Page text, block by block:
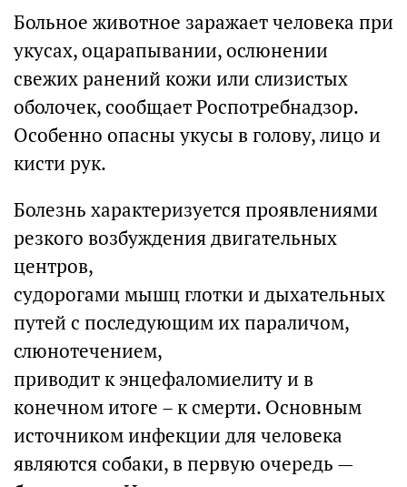
Больное животное заражает человека при
укусах, оцарапывании, ослюнении
свежих ранений кожи или слизистых
оболочек, сообщает Роспотребнадзор.
Особенно опасны укусы в голову, лицо и
кисти рук.
Болезнь характеризуется проявлениями
резкого возбуждения двигательных
центров,
судорогами мышц глотки и дыхательных
путей с последующим их параличом,
слюнотечением,
приводит к энцефаломиелиту и в
конечном итоге – к смерти. Основным
источником инфекции для человека
являются собаки, в первую очередь —